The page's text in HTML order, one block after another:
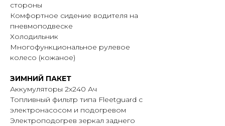
стороны
Комфортное сидение водителя на
пневмоподвеске
Холодильник
Многофункциональное рулевое
колесо (кожаное)
ЗИМНИЙ ПАКЕТ
Аккумуляторы 2х240 Ач
Топливный фильтр типа Fleetguard с
электронасосом и подогревом
Электроподогрев зеркал заднего